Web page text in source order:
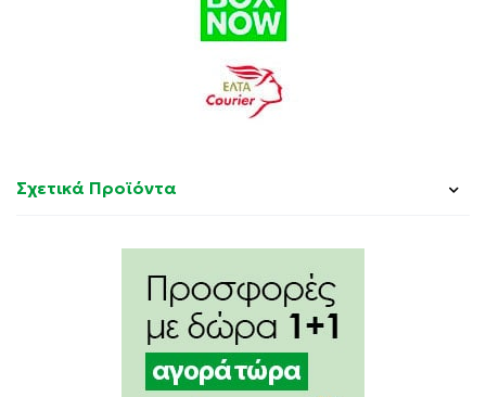
Parkii (Shea) Butter*, Sodium Acrylates Copolymer,
Panthenol, Cucurbita Pepo (Pumpkin) Seed Oil*, Olea
Europaea (Olive) Fruit Oil*, Mel (Honey), Lecithin,
Helianthus Annuus (Sunflower) Seed Oil*,
Hydrogenated Lecithin, Aqua (Water), Sideritis
Hyaluronate, Sideritis Scardica Flower/Leaf/Stem*
Extract , Sideritis Raeseri Flower/Leaf/Stem* Extract,
Hydroxyacetophenone, Tocopheryl Acetate,
Ethylhexylglycerin, Polysorbate 20, Tocopherol,
Disodium EDTA, Zingiber Officinale (Ginger) Root Oil,
Parfum (Fragrance), Geraniol, Limonene, Citral, Benzyl
Salicylate, Citronellol, CI 77891 (Titanium Dioxide).
Σχετικά Προϊόντα